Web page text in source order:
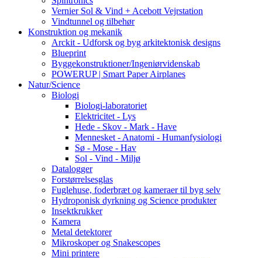
Vernier Sol & Vind + Acebott Vejrstation
Vindtunnel og tilbehør
Konstruktion og mekanik
Arckit - Udforsk og byg arkitektonisk designs
Blueprint
Byggekonstruktioner/Ingeniørvidenskab
POWERUP | Smart Paper Airplanes
Natur/Science
Biologi
Biologi-laboratoriet
Elektricitet - Lys
Hede - Skov - Mark - Have
Mennesket - Anatomi - Humanfysiologi
Sø - Mose - Hav
Sol - Vind - Miljø
Datalogger
Forstørrelsesglas
Fuglehuse, foderbræt og kameraer til byg selv
Hydroponisk dyrkning og Science produkter
Insektkrukker
Kamera
Metal detektorer
Mikroskoper og Snakescopes
Mini printere